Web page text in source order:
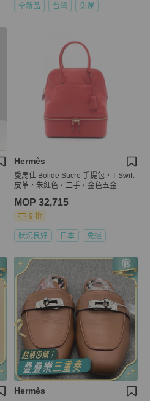
全新品 台灣 免運
Hermès
愛馬仕 Bolide Sucre 手提包，T Swift
皮革，朱紅色，二手，金色五金
MOP 32,715
9 折
狀況良好 日本 免運
Hermès